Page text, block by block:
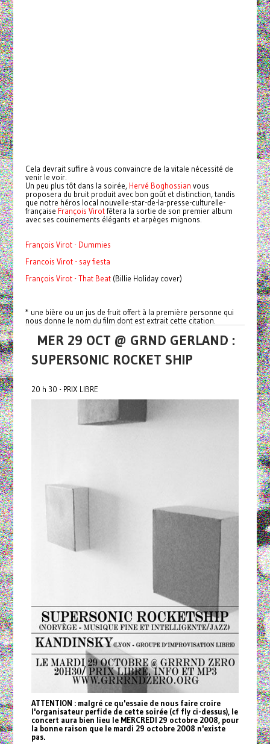
Cela devrait suffire à vous convaincre de la vitale nécessité de
venir le voir.
Un peu plus tôt dans la soirée, Hervé Boghossian vous
proposera du bruit produit avec bon goût et distinction, tandis
que notre héros local nouvelle-star-de-la-presse-culturelle-
française François Virotfêtera la sortie de son premier album
avec ses couinements élégants et arpèges mignons.
François Virot - Dummies
Francois Virot - say fiesta
François Virot - That Beat(Billie Holiday cover)
* une bière ou un jus de fruit offert à la première personne qui
nous donne le nom du film dont est extrait cette citation.
MER 29 OCT @ GRND GERLAND :
SUPERSONIC ROCKET SHIP
20 h 30 - PRIX LIBRE
ATTENTION : malgré ce qu'essaie de nous faire croire
l'organisateur perfide de cette soirée (cf fly ci-dessus), le
concert aura bien lieu le MERCREDI 29 octobre 2008, pour
la bonne raison que le mardi 29 octobre 2008 n'existe
pas.